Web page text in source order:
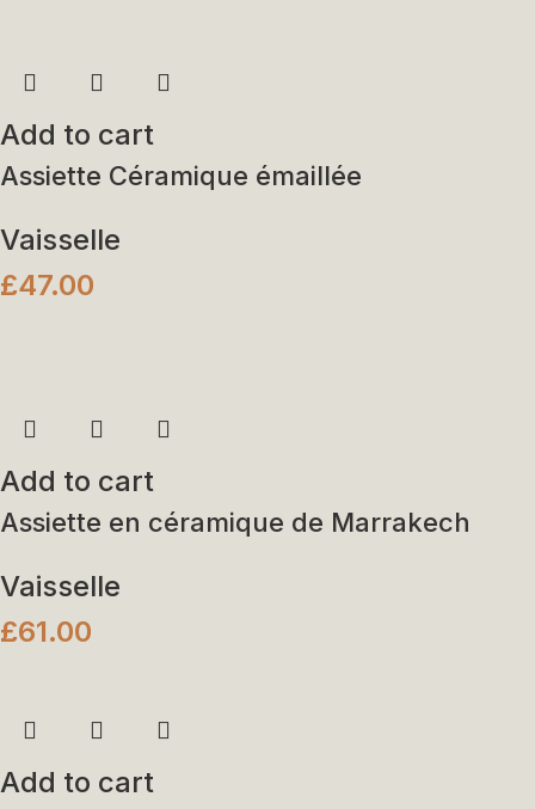
Add to cart
Assiette Céramique émaillée
Vaisselle
£47.00
Add to cart
Assiette en céramique de Marrakech
Vaisselle
£61.00
Add to cart